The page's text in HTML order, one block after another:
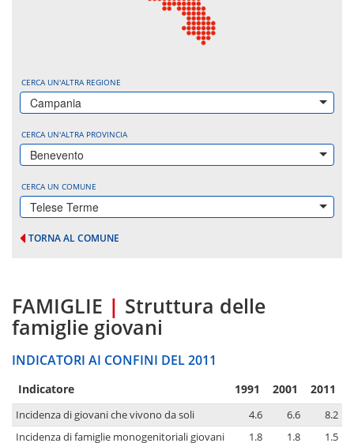
CERCA UN'ALTRA REGIONE
Campania
CERCA UN'ALTRA PROVINCIA
Benevento
CERCA UN COMUNE
Telese Terme
TORNA AL COMUNE
FAMIGLIE | Struttura delle
famiglie giovani
INDICATORI AI CONFINI DEL 2011
Indicatore 1991 2001 2011
Incidenza di giovani che vivono da soli 4.6 6.6
8.2
Incidenza di famiglie monogenitoriali giovani
1.8 1.8
1.5